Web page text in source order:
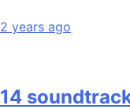
2 years ago
14